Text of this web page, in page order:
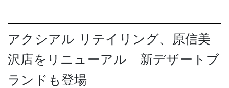
アクシアル リテイリング、原信美
沢店をリニューアル 新デザートブ
ランドも登場